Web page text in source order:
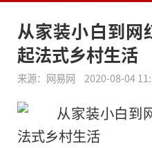
从家装小白到网
起法式乡村生活
来源： 网易网 2020-08-04